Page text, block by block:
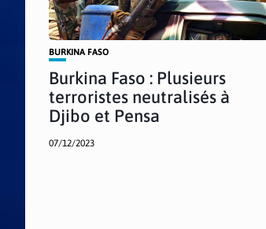
BURKINA FASO
Burkina Faso : Plusieurs
terroristes neutralisés à
Djibo et Pensa
07/12/2023